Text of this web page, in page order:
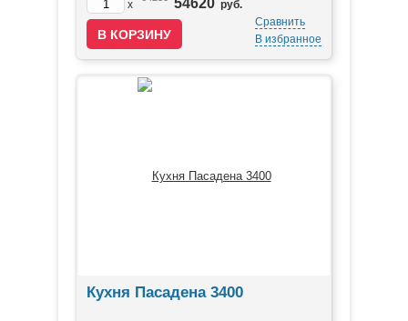
x 54620 руб.
Сравнить
В избранное
Кухня Пасадена 3400